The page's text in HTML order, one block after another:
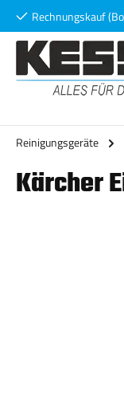
Hauptinhalt
Zur Suche springen
ZurRechnungskauf
Reinigungsgeräte
Kärcher